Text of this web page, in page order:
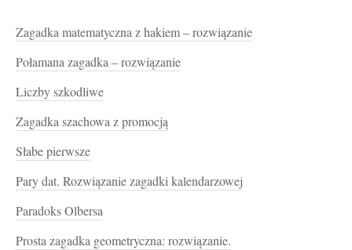
Zagadka matematyczna z hakiem – rozwiązanie
Połamana zagadka – rozwiązanie
Liczby szkodliwe
Zagadka szachowa z promocją
Słabe pierwsze
Pary dat. Rozwiązanie zagadki kalendarzowej
Paradoks Olbersa
Prosta zagadka geometryczna: rozwiązanie.